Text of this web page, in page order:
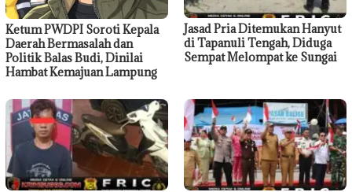
Ketum PWDPI Soroti Kepala
Daerah Bermasalah dan
Politik Balas Budi, Dinilai
Hambat Kemajuan Lampung
Jasad Pria Ditemukan Hanyut
di Tapanuli Tengah, Diduga
Sempat Melompat ke Sungai